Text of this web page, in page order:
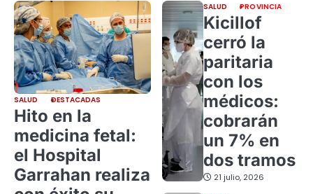
SALUD DESTACADAS
Hito en la
medicina fetal:
el Hospital
Garrahan realiza
SALUD PROVINCIA
Kicillof
cerró la
paritaria
con los
médicos:
cobrarán
un 7% en
dos tramos
21 julio, 2026